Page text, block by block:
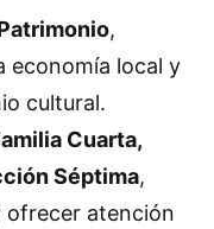
,
economía local y
cultural.
Cuarta,
Séptima,
ofrecer atención